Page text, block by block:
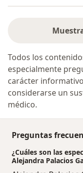
Todos los
especialmente
carácter
considerarse un
médico.
Preguntas
¿Cuáles son las
Alejandra Palacios